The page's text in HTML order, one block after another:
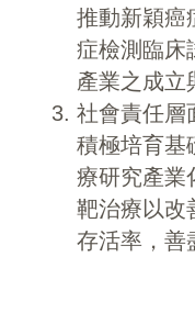
推動新穎癌
症檢測臨床
產業之成立
社會責任層
積極培育基
療研究產業
靶治療以改
存活率，善